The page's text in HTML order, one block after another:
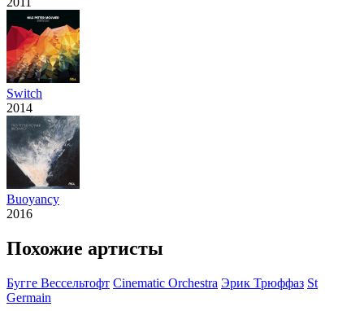
Switch
2014
Buoyancy
2016
Похожие артисты
Бугге Вессельтофт Cinematic Orchestra Эрик Трюффаз St
Germain